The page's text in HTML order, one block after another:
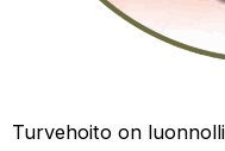
Turvehoito on